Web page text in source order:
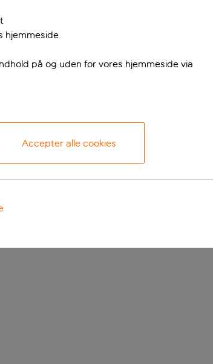
hjemmeside
på og uden for vores hjemmeside via
Accepter alle cookies